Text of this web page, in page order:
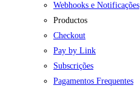
Webhooks e Notificações
Productos
Checkout
Pay by Link
Subscrições
Pagamentos Frequentes